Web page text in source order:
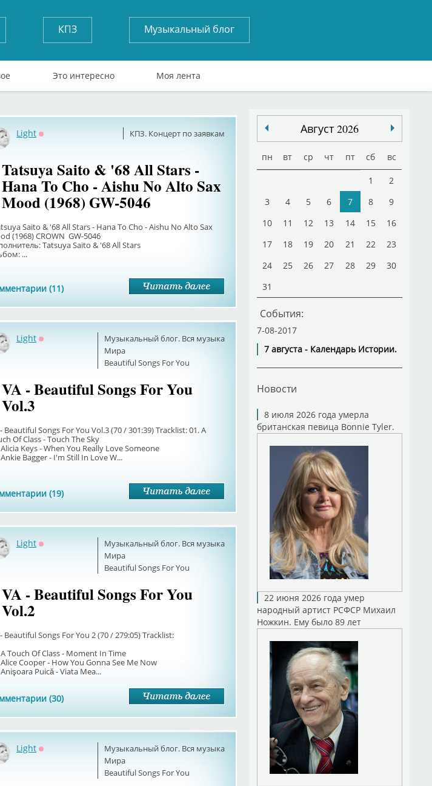
КПЗ Музыкальный блог
Это интересно Моя лента
КПЗ. Концерт по заявкам
Light
Tatsuya Saito & '68 All Stars -
Hana To Cho - Aishu No Alto Sax
Mood (1968) GW-5046
Saito & '68 All Stars - Hana To Cho - Aishu No Alto Sax
(1968) CROWN GW-5046
Tatsuya Saito & '68 All Stars
...
(11)
Музыкальный блог. Вся музыка
Мира
Beautiful Songs For You
Light
VA - Beautiful Songs For You
Vol.3
Beautiful Songs For You Vol.3 (70 / 301:39) Tracklist: 01. A
Of Class - Touch The Sky
Keys - When You Really Love Someone
Bagger - I'm Still In Love W...
(19)
Музыкальный блог. Вся музыка
Мира
Beautiful Songs For You
Light
VA - Beautiful Songs For You
Vol.2
Beautiful Songs For You 2 (70 / 279:05) Tracklist:
Touch Of Class - Moment In Time
Cooper - How You Gonna See Me Now
Puică - Viata Mea...
(30)
Музыкальный блог. Вся музыка
Мира
Beautiful Songs For You
Light
Август 2026
пн вт ср чт пт сб вс
1
2
3
4 5 6 7 8
9
10
11 12 13 14 15
16
17
18 19 20 21 22
23
24
25 26 27 28 29
30
31
События:
7-08-2017
7 августа - Календарь Истории.
Новости
8 июля 2026 года умерла
британская певица Bonnie Tyler.
22 июня 2026 года умер
народный артист РСФСР Михаил
Ножкин. Ему было 89 лет